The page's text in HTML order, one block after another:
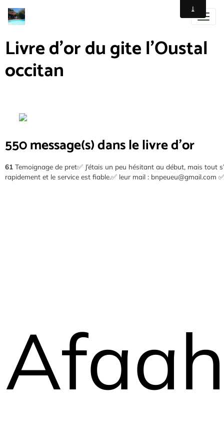
Livre d'or du gite l'Oustal
occitan
550 message(s) dans le livre d'or
61 Temoignage de pret✅ J’étais un peu hésitant au début, mais tout
rapidement et le service est fiable.✅ leur mail : bnpeueu@gmail.com